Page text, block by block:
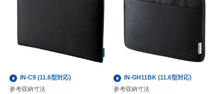
IN-C9 (11.6型対応)
参考収納寸法
IN-GH11BK (11.6型対応)
参考収納寸法